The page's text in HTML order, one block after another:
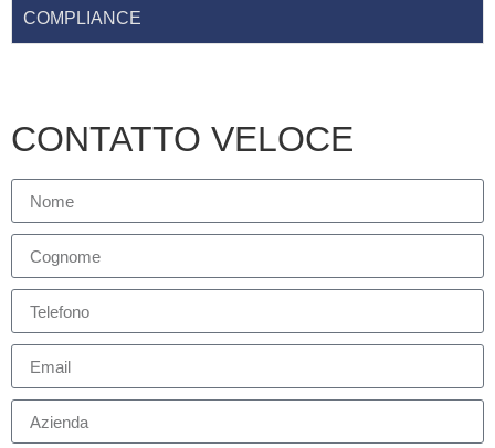
COMPLIANCE
CONTATTO VELOCE